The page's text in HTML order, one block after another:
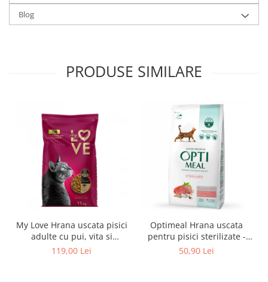
Blog
PRODUSE SIMILARE
My Love Hrana uscata pisici
adulte cu pui, vita si
legume, 11kg
119,00 Lei
Optimeal Hrana uscata
pentru pisici sterilizate -
Vita si Sorg, 1,5kg
50,90 Lei